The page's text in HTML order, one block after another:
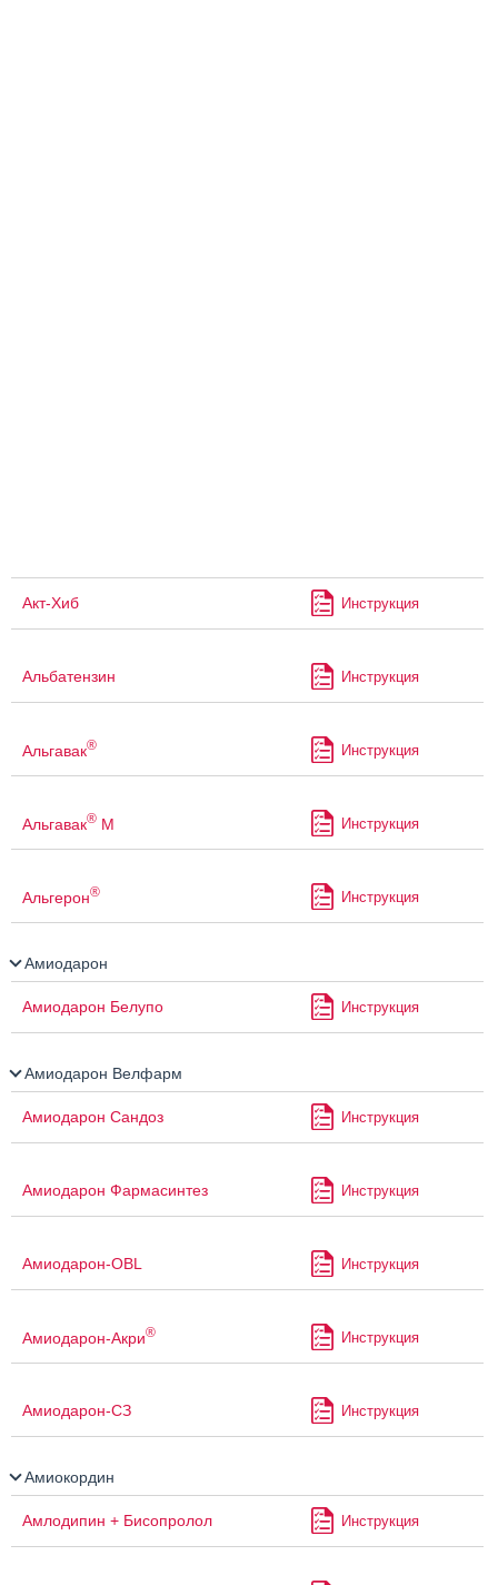
Акт-Хиб Инструкция
Альбатензин Инструкция
Альгавак® Инструкция
Альгавак® М Инструкция
Альгерон® Инструкция
Амиодарон
Амиодарон Белупо Инструкция
Амиодарон Велфарм
Амиодарон Сандоз Инструкция
Амиодарон Фармасинтез Инструкция
Амиодарон-OBL Инструкция
Амиодарон-Акри® Инструкция
Амиодарон-СЗ Инструкция
Амиокордин
Амлодипин + Бисопролол Инструкция